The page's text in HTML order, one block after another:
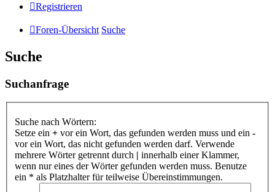
Registrieren
Foren-Übersicht Suche
Suche
Suchanfrage
Suche nach Wörtern:
Setze ein + vor ein Wort, das gefunden werden muss und ein -
vor ein Wort, das nicht gefunden werden darf. Verwende
mehrere Wörter getrennt durch | innerhalb einer Klammer,
wenn nur eines der Wörter gefunden werden muss. Benutze
ein * als Platzhalter für teilweise Übereinstimmungen.